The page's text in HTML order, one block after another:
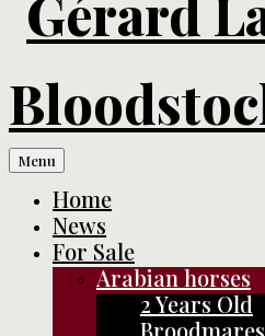
Menu
Home
News
For Sale
Arabian horses
2 Years Old
Broodmares